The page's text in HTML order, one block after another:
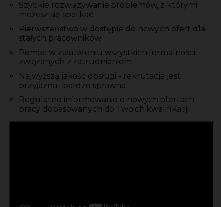
Szybkie rozwiązywanie problemów, z którymi
możesz się spotkać
Pierwszeństwo w dostępie do nowych ofert dla
stałych pracowników
Pomoc w załatwieniu wszystkich formalności
związanych z zatrudnieniem
Najwyższą jakość obsługi - rekrutacja jest
przyjazna i bardzo sprawna
Regularne informowanie o nowych ofertach
pracy dopasowanych do Twoich kwalifikacji